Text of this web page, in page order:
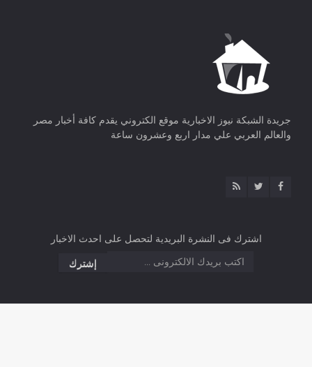
جريدة الشبكة نيوز الاخبارية موقع الكتروني يقدم كافة أخبار مصر
والعالم العربي علي مدار اربع وعشرون ساعة
اشترك فى النشرة البريدية لتحصل على احدث الاخبار